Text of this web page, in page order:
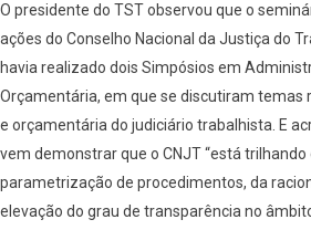
O presidente do TST observou que o
ações do Conselho Nacional da Justiça do
havia realizado dois Simpósios em
Orçamentária, em que se discutiram temas
e orçamentária do judiciário trabalhista. E
vem demonstrar que o CNJT “está
parametrização de procedimentos, da
elevação do grau de transparência no